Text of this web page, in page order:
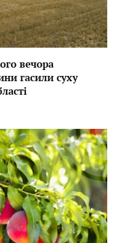
вечора
гасили суху